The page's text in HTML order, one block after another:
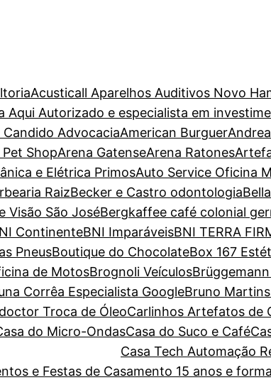
Acusticall Aparelhos Auditivos Novo
Aqui Autorizado e especialista em
Candido AdvocaciaAmerican Burguer
ShopArena GatenseArena Ratones
e Elétrica PrimosAuto Service Oficina
RaizBecker e Castro odontologia
Visão São JoséBergkaffee café colonial
ContinenteBNI ImparáveisBNI TERRA
PneusBoutique do ChocolateBox 167
de MotosBrognoli Veículos
Corrêa Especialista GoogleBruno
Troca de ÓleoCarlinhos Artefatos de
do Micro-OndasCasa do Suco e Café
Casa Tech Automação
e Festas de Casamento 15 anos e